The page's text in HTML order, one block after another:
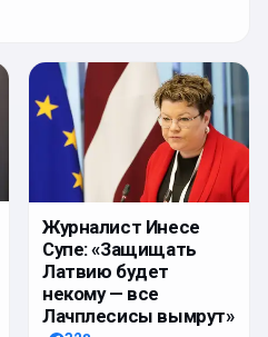
Журналист Инесе
Супе: «Защищать
Латвию будет
некому — все
Лачплесисы вымрут»